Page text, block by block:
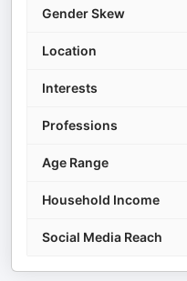
Gender Skew
Location
Interests
Professions
Age Range
Household Income
Social Media Reach